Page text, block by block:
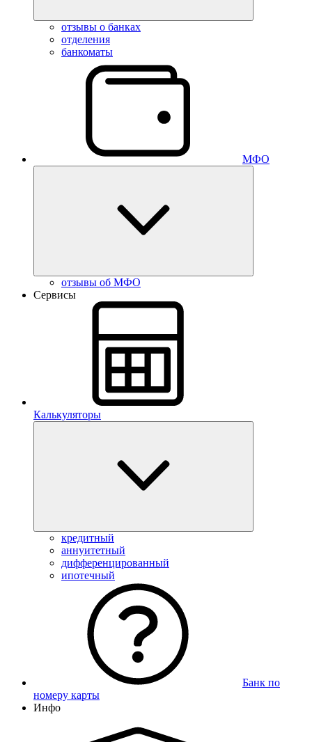
отзывы о банках
отделения
банкоматы
МФО
отзывы об МФО
Сервисы
Калькуляторы
кредитный
аннуитетный
дифференцированный
ипотечный
Банк по
номеру карты
Инфо